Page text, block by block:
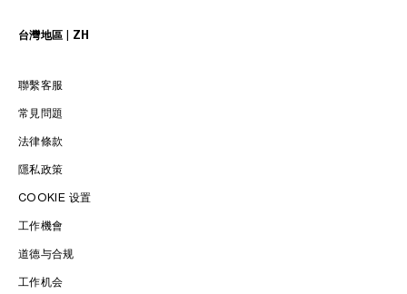
LANGUAGE / 語言
ENGLISH
台灣地區 | ZH
聯繫客服
常見問題
法律條款
隱私政策
COOKIE 设置
工作機會
道德与合规
工作机会